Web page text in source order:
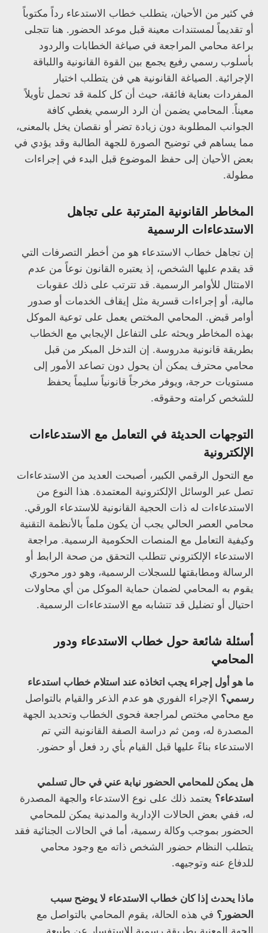
في كثير من الأحيان، يتطلب خطاب الاستدعاء رداً مكتوباً
أو تقديماً لمستندات معينة قبل موعد الحضور. هنا تتجلى
براعة محامي المراجعة في صياغة الخطابات والردود
بأسلوب رسمي رفيع يجمع بين القوة القانونية واللباقة
الإجرائية. الصياغة القانونية هي فن يتطلب اختيار
المفردات بعناية فائقة، حيث أن كل كلمة قد تحمل تأويلاً
معيناً. المحامي يضمن أن الرد الرسمي يغطي كافة
الجوانب المطلوبة دون زيادة تضر أو نقصان يخل بالمعنى،
مما يساهم في توضيح الصورة للجهة الطالبة وقد يؤدي في
بعض الأحيان إلى حفظ الموضوع قبل البدء في إجراءات
مطولة.
المخاطر القانونية المترتبة على تجاهل
الاستدعاءات الرسمية
إن تجاهل خطاب الاستدعاء هو من أخطر التصرفات التي
قد يقدم عليها الشخص، إذ يعتبره القانون نوعاً من عدم
الامتثال للأوامر الرسمية. قد تترتب على ذلك عقوبات
مالية، أو إجراءات قسرية مثل إيقاف الخدمات أو صدور
أوامر قبض. المحامي المختص يعمل على توعية الموكل
بهذه المخاطر ويحثه على التفاعل الإيجابي مع الخطاب
بطريقة قانونية مدروسة. إن التدخل المبكر من قبل
محامي محترف يمكن أن يحول دون تصاعد الأمور إلى
مستويات حرجة، ويوفر مخرجاً قانونياً سليماً يحفظ
للشخص كرامته وحقوقه.
التوجهات الحديثة في التعامل مع الاستدعاءات
الإلكترونية
مع التحول الرقمي الكبير، أصبحت العديد من الاستدعاءات
تصل عبر الوسائل الإلكترونية المعتمدة. هذا النوع من
الاستدعاءات له ذات الحجية القانونية للاستدعاء الورقي.
محامي العصر الحالي يجب أن يكون ملماً بالأنظمة التقنية
وكيفية التعامل مع المنصات الحكومية الرسمية. مراجعة
الاستدعاء الإلكتروني تتطلب التحقق من صحة الرابط أو
الرسالة ومطابقتها للسجلات الرسمية، وهو دور محوري
يقوم به المحامي لضمان حماية الموكل من أي محاولات
احتيال أو تضليل قد تتشابه مع الاستدعاءات الرسمية.
أسئلة شائعة حول خطاب الاستدعاء ودور
المحامي
ما هو أول إجراء يجب اتخاذه عند استلام خطاب استدعاء
رسمي؟ الإجراء الفوري هو عدم الذعر والقيام بالتواصل
مع محامي مختص لمراجعة فحوى الخطاب وتحديد الجهة
المصدرة له، ومن ثم دراسة الصفة القانونية التي تم
الاستدعاء بناءً عليها قبل القيام بأي رد فعل أو حضور.
هل يمكن للمحامي الحضور نيابة عني في حال تسلمي
استدعاء؟ يعتمد ذلك على نوع الاستدعاء والجهة المصدرة
له، ففي بعض الحالات الإدارية والمدنية يمكن للمحامي
الحضور بموجب وكالة رسمية، أما في الحالات الجنائية فقد
يتطلب النظام حضور الشخص ذاته مع وجود محامي
للدفاع عنه وتوجيهه.
ماذا يحدث إذا كان خطاب الاستدعاء لا يوضح سبب
الحضور؟ في هذه الحالة، يقوم المحامي بالتواصل مع
الجهة المعنية بطريقة رسمية للاستفسار عن طبيعة